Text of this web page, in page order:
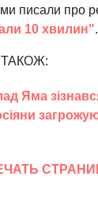
писали про
10 хвилин".
Яма